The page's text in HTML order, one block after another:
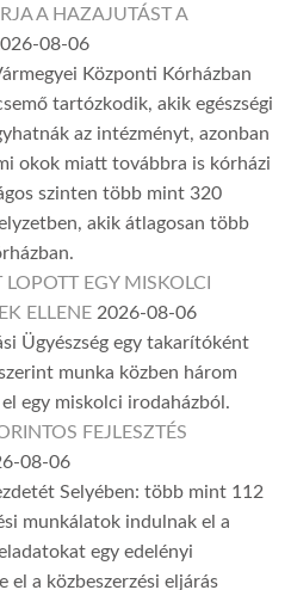
A HAZAJUTÁST A
08-06
Központi Kórházban
tartózkodik, akik egészségi
az intézményt, azonban
okok miatt továbbra is kórházi
szinten több mint 320
akik átlagosan több
EGY MISKOLCI
ELLENE 2026-08-06
Ügyészség egy takarítóként
munka közben három
egy miskolci irodaházból.
FEJLESZTÉS
08-06
Selyében: több mint 112
munkálatok indulnak el a
egy edelényi
el a közbeszerzési eljárás